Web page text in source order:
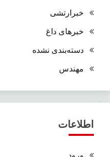
خبرارتشی
خبرهای داغ
دسته‌بندی نشده
مهندس
اطلاعات
ورود